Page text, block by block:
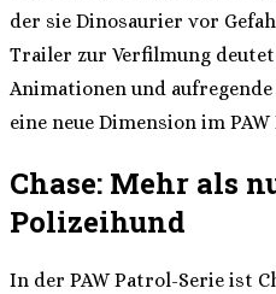
der sie Dinosaurier vor
Trailer zur Verfilmung
Animationen und
eine neue Dimension im
Chase: Mehr als
Polizeihund
In der PAW Patrol-Serie ist